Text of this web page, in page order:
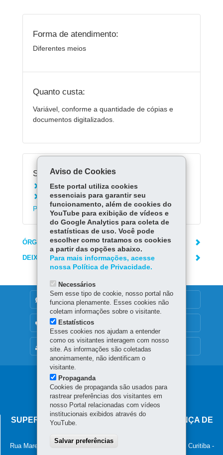
Forma de atendimento:
Diferentes meios
Quanto custa:
Variável, conforme a quantidade de cópias e
documentos digitalizados.
Serviços Relacionados:
Consultar a legislação do Paraná
Pesquisar documentos no Arquivo Público do
Paraná
ÓRGÃO RESPONSÁVEL
DEIXE SUA OPINIÃO
MAPA DO SITE
DENUNCIE CORRUPÇÃO
OUVIDORIA
Navegação
principal
SUPERINTENDÊNCIA-GERAL DE GOVERNANÇA DE
Rua Marechal Deodoro, 806, 13º andar - Centro Curitiba -
Aviso de Cookies
Este portal utiliza cookies
essenciais para garantir seu
funcionamento, além de cookies do
YouTube para exibição de vídeos e
do Google Analytics para coleta de
estatísticas de uso. Você pode
escolher como tratamos os cookies
a partir das opções abaixo.
Para mais informações, acesse
nossa Política de Privacidade.
Necessários
Sem esse tipo de cookie, nosso portal não
funciona plenamente. Esses cookies não
coletam informações sobre o visitante.
Estatísticos
Esses cookies nos ajudam a entender
como os visitantes interagem com nosso
site. As informações são coletadas
anonimamente, não identificam o
visitante.
Propaganda
Cookies de propaganda são usados para
rastrear preferências dos visitantes em
nosso Portal relacionadas com vídeos
institucionais exibidos através do
YouTube.
Salvar preferências